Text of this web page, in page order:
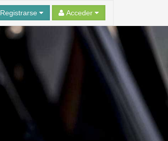
Registrarse Acceder